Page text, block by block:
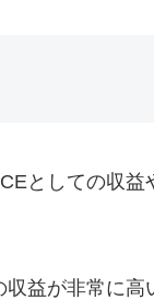
としての収益
益が非常に高